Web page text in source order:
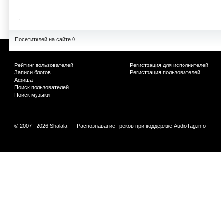
Посетителей на сайте 0
Рейтинг пользователей
Записи блогов
Афиша
Поиск пользователей
Поиск музыки
Регистрация для исполнителей
Регистрация пользователей
© 2007 - 2026 Shalala Распознавание треков при поддержке AudioTag.info